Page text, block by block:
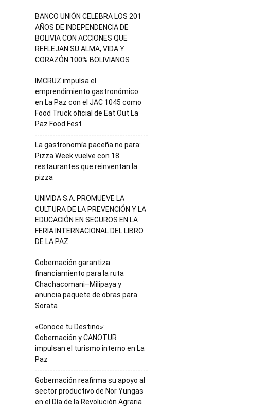
BANCO UNIÓN CELEBRA LOS 201
AÑOS DE INDEPENDENCIA DE
BOLIVIA CON ACCIONES QUE
REFLEJAN SU ALMA, VIDA Y
CORAZÓN 100% BOLIVIANOS
IMCRUZ impulsa el
emprendimiento gastronómico
en La Paz con el JAC 1045 como
Food Truck oficial de Eat Out La
Paz Food Fest
La gastronomía paceña no para:
Pizza Week vuelve con 18
restaurantes que reinventan la
pizza
UNIVIDA S.A. PROMUEVE LA
CULTURA DE LA PREVENCIÓN Y LA
EDUCACIÓN EN SEGUROS EN LA
FERIA INTERNACIONAL DEL LIBRO
DE LA PAZ
Gobernación garantiza
financiamiento para la ruta
Chachacomani–Milipaya y
anuncia paquete de obras para
Sorata
«Conoce tu Destino»:
Gobernación y CANOTUR
impulsan el turismo interno en La
Paz
Gobernación reafirma su apoyo al
sector productivo de Nor Yungas
en el Día de la Revolución Agraria